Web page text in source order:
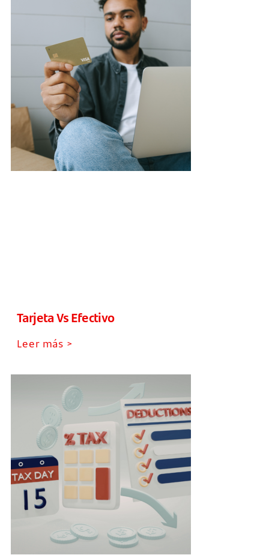
Tarjeta Vs Efectivo
Leer más >